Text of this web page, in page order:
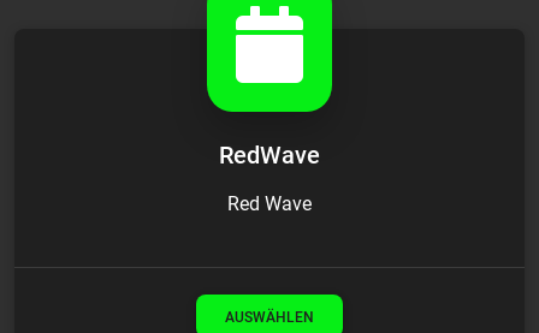
RedWave
Red Wave
AUSWÄHLEN